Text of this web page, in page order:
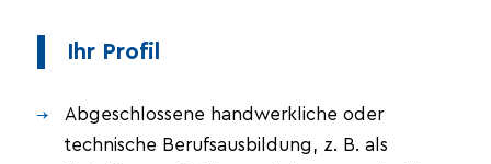
Ihr Profil
Abgeschlossene handwerkliche oder
technische Berufsausbildung, z. B. als